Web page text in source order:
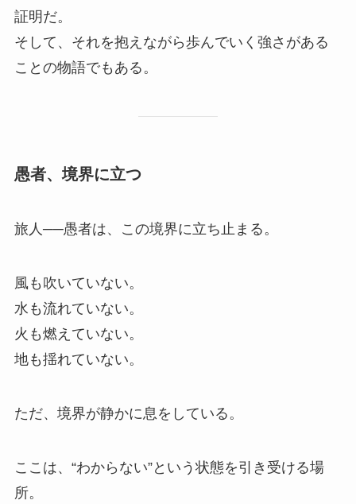
証明だ。
そして、それを抱えながら歩んでいく強さがある
ことの物語でもある。
愚者、境界に立つ
旅人──愚者は、この境界に立ち止まる。
風も吹いていない。
水も流れていない。
火も燃えていない。
地も揺れていない。
ただ、境界が静かに息をしている。
ここは、“わからない”という状態を引き受ける場
所。